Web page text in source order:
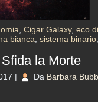
, Cigar Galaxy, eco
bianca, sistema binario
la Morte
| Da Barbara